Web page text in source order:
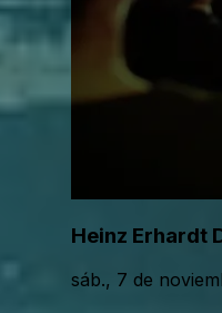
Heinz Erhardt
sáb., 7 de